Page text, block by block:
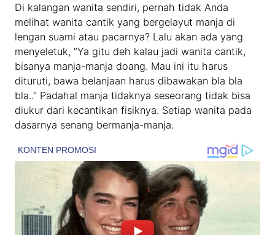
Di kalangan wanita sendiri, pernah tidak Anda
melihat wanita cantik yang bergelayut manja di
lengan suami atau pacarnya? Lalu akan ada yang
menyeletuk, “Ya gitu deh kalau jadi wanita cantik,
bisanya manja-manja doang. Mau ini itu harus
dituruti, bawa belanjaan harus dibawakan bla bla
bla..” Padahal manja tidaknya seseorang tidak bisa
diukur dari kecantikan fisiknya. Setiap wanita pada
dasarnya senang bermanja-manja.